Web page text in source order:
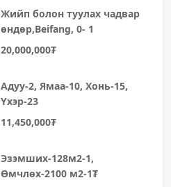
Жийп болон туулах чадвар
өндөр,Beifang, 0- 1
20,000,000₮
Адуу-2, Ямаа-10, Хонь-15,
Үхэр-23
11,450,000₮
Эзэмших-128м2-1,
Өмчлөх-2100 м2-1₮